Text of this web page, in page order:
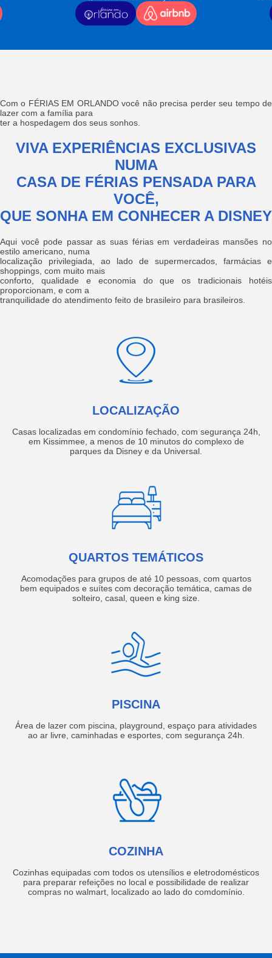
Com o FÉRIAS EM ORLANDO você não precisa perder seu tempo de
lazer com a família para
ter a hospedagem dos seus sonhos.
VIVA EXPERIÊNCIAS EXCLUSIVAS
NUMA
CASA DE FÉRIAS PENSADA PARA
VOCÊ,
QUE SONHA EM CONHECER A DISNEY
Aqui você pode passar as suas férias em verdadeiras mansões no
estilo americano, numa
localização privilegiada, ao lado de supermercados, farmácias e
shoppings, com muito mais
conforto, qualidade e economia do que os tradicionais hotéis
proporcionam, e com a
tranquilidade do atendimento feito de brasileiro para brasileiros.
LOCALIZAÇÃO
Casas localizadas em condomínio fechado, com segurança 24h,
em Kissimmee, a menos de 10 minutos do complexo de
parques da Disney e da Universal.
QUARTOS TEMÁTICOS
Acomodações para grupos de até 10 pessoas, com quartos
bem equipados e suítes com decoração temática, camas de
solteiro, casal, queen e king size.
PISCINA
Área de lazer com piscina, playground, espaço para atividades
ao ar livre, caminhadas e esportes, com segurança 24h.
COZINHA
Cozinhas equipadas com todos os utensílios e eletrodomésticos
para preparar refeições no local e possibilidade de realizar
compras no walmart, localizado ao lado do comdomínio.